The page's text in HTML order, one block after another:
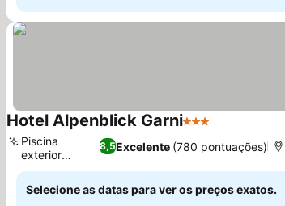
Hotel Alpenblick Garni3 Estrelas
8,5Excelente (780 pontuações)
Piscina
exterior
sazonal
Selecione as datas para ver os preços exatos.